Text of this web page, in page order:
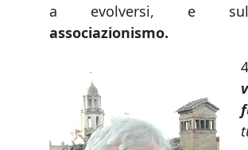
a evolversi, e
associazionismo.